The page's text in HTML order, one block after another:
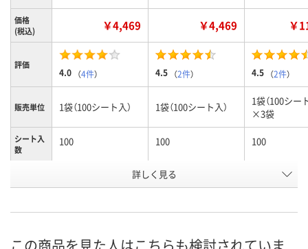
価格
(税込)
￥4,469 ￥4,469 ￥
評価
4.0 （4件） 4.5 （2件） 4.5 （2件）
販売単位 1袋（100シート入） 1袋（100シート入）
1袋（100シー
×3袋
シート入
数
100 100 100
イズ
（86.4×50.8mm）
12面
（86.4×42.3mm）
（
お申込番
詳しく見る